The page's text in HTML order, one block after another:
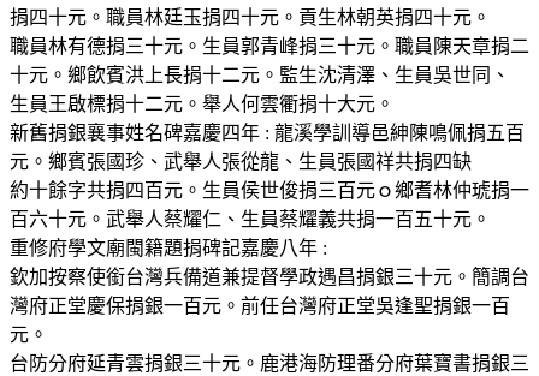
捐四十元。職員林廷玉捐四十元。貢生林朝英捐四十元。
職員林有德捐三十元。生員郭青峰捐三十元。職員陳天章捐二
十元。鄉飲賓洪上長捐十二元。監生沈清澤、生員吳世同、
生員王啟標捐十二元。舉人何雲衢捐十大元。
新舊捐銀襄事姓名碑嘉慶四年 : 龍溪學訓導邑紳陳鳴佩捐五百
元。鄉賓張國珍、武舉人張從龍、生員張國祥共捐四缺
約十餘字共捐四百元。生員侯世俊捐三百元ｏ鄉耆林仲琥捐一
百六十元。武舉人蔡耀仁、生員蔡耀義共捐一百五十元。
重修府學文廟閩籍題捐碑記嘉慶八年 :
欽加按察使銜台灣兵備道兼提督學政遇昌捐銀三十元。簡調台
灣府正堂慶保捐銀一百元。前任台灣府正堂吳逢聖捐銀一百
元。
台防分府延青雲捐銀三十元。鹿港海防理番分府葉寶書捐銀三